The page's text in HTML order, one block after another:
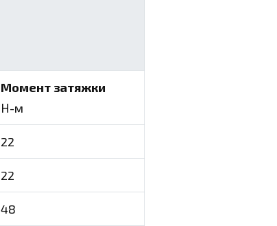
Момент затяжки
Н-м
22
22
48